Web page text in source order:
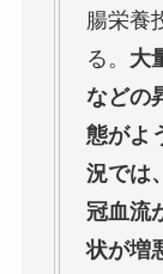
腸栄養
る。 大
などの
態がよ
況では
冠血流
状が増